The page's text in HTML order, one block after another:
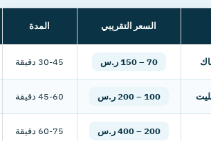
السعر التقريبي المدة
70 – 150 ر.س 30-45 دقيقة
100 – 200 ر.س 45-60 دقيقة
200 – 400 ر.س 60-75 دقيقة